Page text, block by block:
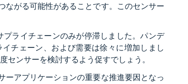
ながる可能性があることです。このセンサー
ライチェーンのみが停滞しました。パンデ
チェーン、および需要は徐々に増加しまし
センサーを検討するよう促すでしょう。
ーアプリケーションの重要な推進要因となっ